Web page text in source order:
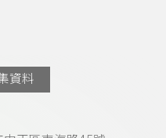
主持人或關鍵字
資料